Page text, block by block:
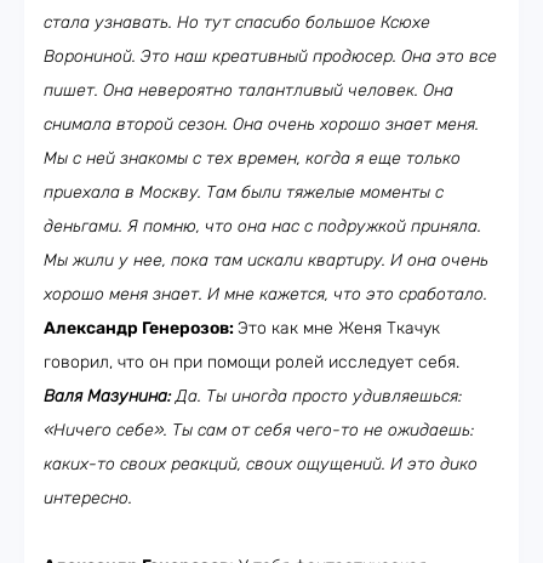
стала узнавать. Но тут спасибо большое Ксюхе
Ворониной. Это наш креативный продюсер. Она это все
пишет. Она невероятно талантливый человек. Она
снимала второй сезон. Она очень хорошо знает меня.
Мы с ней знакомы с тех времен, когда я еще только
приехала в Москву. Там были тяжелые моменты с
деньгами. Я помню, что она нас с подружкой приняла.
Мы жили у нее, пока там искали квартиру. И она очень
хорошо меня знает. И мне кажется, что это сработало.
Александр Генерозов:Это как мне Женя Ткачук
говорил, что он при помощи ролей исследует себя.
Валя Мазунина:Да. Ты иногда просто удивляешься:
«Ничего себе». Ты сам от себя чего-то не ожидаешь:
каких-то своих реакций, своих ощущений. И это дико
интересно.